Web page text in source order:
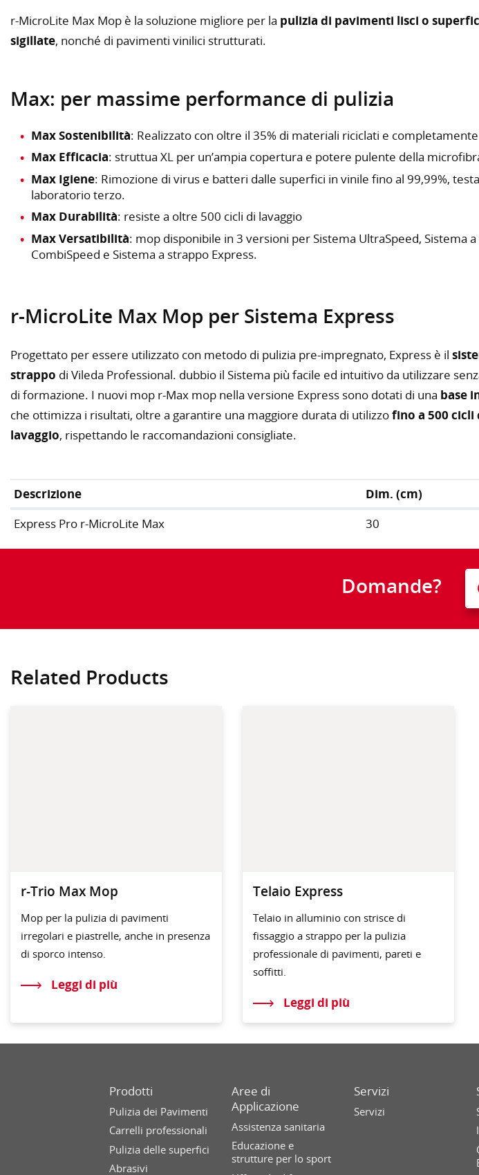
r-MicroLite Max Mop è la soluzione migliore per la pulizia di pavimenti lisci o
sigillate, nonché di pavimenti vinilici strutturati.
Max: per massime performance di pulizia
Max Sostenibilità: Realizzato con oltre il 35% di materiali riciclati e
Max Efficacia: struttua XL per un’ampia copertura e potere pulente della
Max Igiene: Rimozione di virus e batteri dalle superfici in vinile fino al 99,99%,
laboratorio terzo.
Max Durabilità: resiste a oltre 500 cicli di lavaggio
Max Versatibilità: mop disponibile in 3 versioni per Sistema UltraSpeed, Sistema a
CombiSpeed e Sistema a strappo Express.
r-MicroLite Max Mop per Sistema Express
Progettato per essere utilizzato con metodo di pulizia pre-impregnato, Express è il
strappo di Vileda Professional. dubbio il Sistema più facile ed intuitivo da utilizzare
di formazione. I nuovi mop r-Max mop nella versione Express sono dotati di una base
che ottimizza i risultati, oltre a garantire una maggiore durata di utilizzofino a 500 cicli
lavaggio, rispettando le raccomandazioni consigliate.
Descrizione Dim. (cm)
Express Pro r-MicroLite Max
30
Domande?
Related Products
r-Trio Max Mop
Mop per la pulizia di pavimenti
irregolari e piastrelle, anche in presenza
di sporco intenso.
Leggi di più
Telaio Express
Telaio in alluminio con strisce di
fissaggio a strappo per la pulizia
professionale di pavimenti, pareti e
soffitti.
Leggi di più
Prodotti
Pulizia dei Pavimenti
Carrelli professionali
Pulizia delle superfici
Abrasivi
Aree di
Applicazione
Assistenza sanitaria
Educazione e
strutture per lo sport
Servizi
Servizi